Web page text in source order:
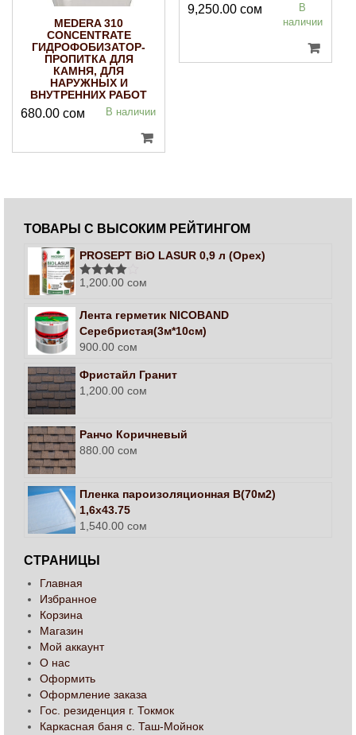
MEDERA 310
CONCENTRATE
ГИДРОФОБИЗАТОР-
ПРОПИТКА ДЛЯ
КАМНЯ, ДЛЯ
НАРУЖНЫХ И
ВНУТРЕННИХ РАБОТ
680.00 сом В наличии
9,250.00 сом
В
наличии
ТОВАРЫ С ВЫСОКИМ РЕЙТИНГОМ
PROSEPT BiO LASUR 0,9 л (Орех)
Оценка
1,200.00 сом
Лента герметик NICOBAND
Серебристая(3м*10см)
900.00 сом
Фристайл Гранит
1,200.00 сом
Ранчо Коричневый
880.00 сом
Пленка пароизоляционная В(70м2)
1,6х43.75
1,540.00 сом
СТРАНИЦЫ
Главная
Избранное
Корзина
Магазин
Мой аккаунт
О нас
Оформить
Оформление заказа
Гос. резиденция г. Токмок
Каркасная баня с. Таш-Мойнок